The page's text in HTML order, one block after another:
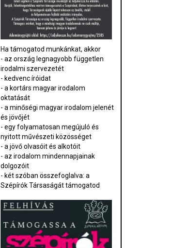
Ha támogatod munkánkat, akkor
- az ország legnagyobb független
irodalmi szervezetét
- kedvenc íróidat
- a kortárs magyar irodalom
oktatását
- a minőségi magyar irodalom jelenét
és jövőjét
- egy folyamatosan megújuló és
nyitott művészeti közösséget
- a jövő olvasóit és alkotóit
- az irodalom mindennapjainak
dolgozóit
- két szóban összefoglalva: a
Szépírók Társaságát támogatod